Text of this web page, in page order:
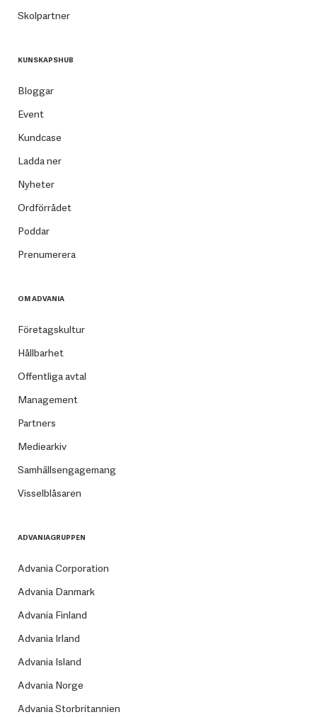
Skolpartner
KUNSKAPSHUB
Bloggar
Event
Kundcase
Ladda ner
Nyheter
Ordförrådet
Poddar
Prenumerera
OM ADVANIA
Företagskultur
Hållbarhet
Offentliga avtal
Management
Partners
Mediearkiv
Samhällsengagemang
Visselblåsaren
ADVANIAGRUPPEN
Advania Corporation
Advania Danmark
Advania Finland
Advania Irland
Advania Island
Advania Norge
Advania Storbritannien